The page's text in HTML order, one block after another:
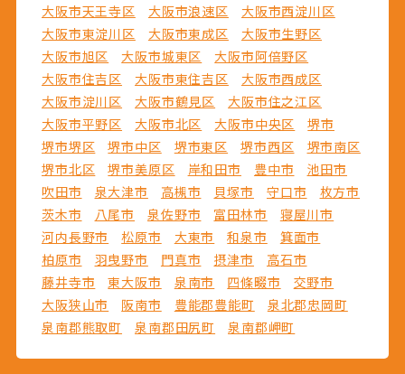
大阪市天王寺区
大阪市浪速区
大阪市西淀川区
大阪市東淀川区
大阪市東成区
大阪市生野区
大阪市旭区
大阪市城東区
大阪市阿倍野区
大阪市住吉区
大阪市東住吉区
大阪市西成区
大阪市淀川区
大阪市鶴見区
大阪市住之江区
大阪市平野区
大阪市北区 大阪市中央区
堺市
堺市堺区
堺市中区 堺市東区 堺市西区
堺市南区
堺市北区
堺市美原区 岸和田市 豊中市
池田市
吹田市
泉大津市 高槻市 貝塚市 守口市
枚方市
茨木市
八尾市 泉佐野市 富田林市
寝屋川市
河内長野市
松原市 大東市 和泉市
箕面市
柏原市
羽曳野市 門真市 摂津市
高石市
藤井寺市
東大阪市 泉南市 四條畷市
交野市
大阪狭山市
阪南市 豊能郡豊能町
泉北郡忠岡町
泉南郡熊取町
泉南郡田尻町 泉南郡岬町